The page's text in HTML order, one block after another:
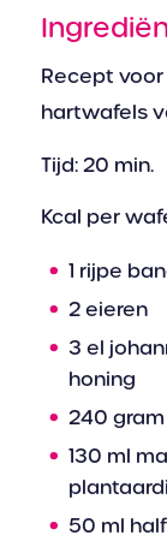
Recept
hartwafels
Tijd: 20 min.
Kcal per
1 rijpe
2 eieren
3 el
honing
240
130 ml
50 ml